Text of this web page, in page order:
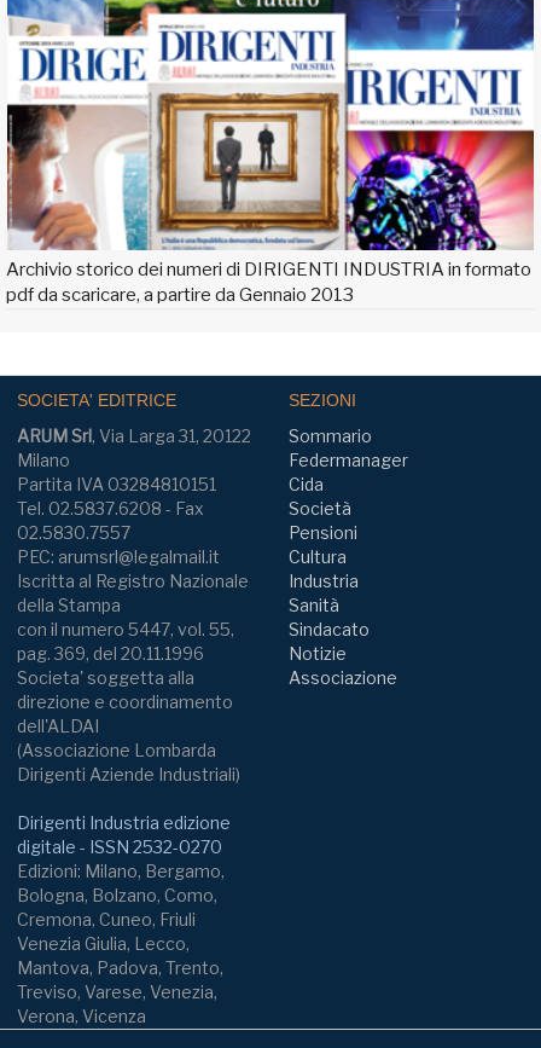
Archivio storico dei numeri di DIRIGENTI INDUSTRIA in formato
pdf da scaricare, a partire da Gennaio 2013
SOCIETA' EDITRICE
ARUM Srl, Via Larga 31, 20122
Milano
Partita IVA 03284810151
Tel. 02.5837.6208 - Fax
02.5830.7557
PEC: arumsrl@legalmail.it
Iscritta al Registro Nazionale
della Stampa
con il numero 5447, vol. 55,
pag. 369, del 20.11.1996
Societa' soggetta alla
direzione e coordinamento
dell'ALDAI
(Associazione Lombarda
Dirigenti Aziende Industriali)
Dirigenti Industria edizione
digitale - ISSN 2532-0270
Edizioni: Milano, Bergamo,
Bologna, Bolzano, Como,
Cremona, Cuneo, Friuli
Venezia Giulia, Lecco,
Mantova, Padova, Trento,
Treviso, Varese, Venezia,
Verona, Vicenza
SEZIONI
Sommario
Federmanager
Cida
Società
Pensioni
Cultura
Industria
Sanità
Sindacato
Notizie
Associazione